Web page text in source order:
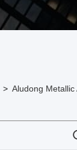
> Aludong Metallic